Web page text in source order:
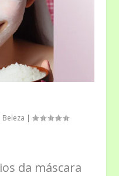
Beleza |
da máscara